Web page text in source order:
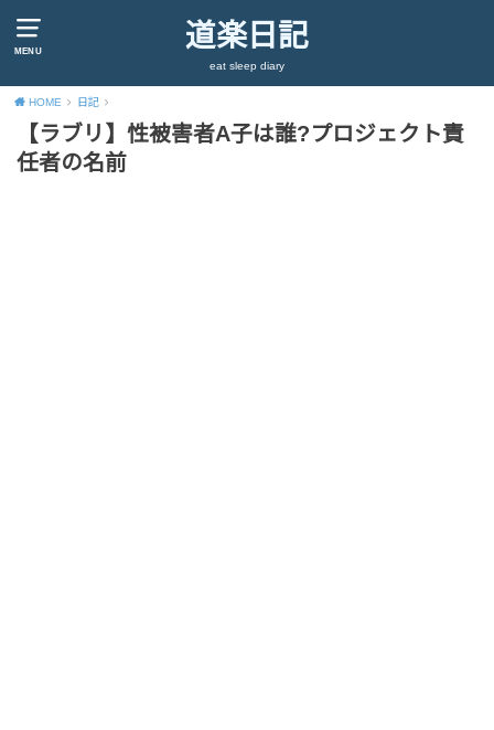
MENU 道楽日記
eat sleep diary
HOME 日記
【ラブリ】性被害者A子は誰?プロジェクト責
任者の名前